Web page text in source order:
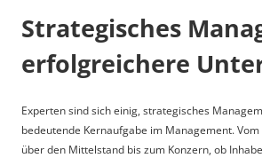
Strategisches
erfolgreichere
Experten sind sich einig, strategisches
bedeutende Kernaufgabe im Management.
über den Mittelstand bis zum Konzern, ob